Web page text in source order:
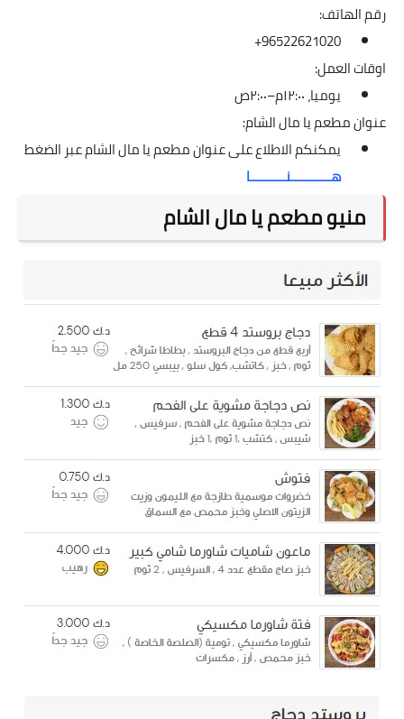
رقم الهاتف:
96522621020+
اوقات العمل:
يوميا، ١٢:٠٠م–٢:٠٠ص
عنوان مطعم يا مال الشام:
يمكنكم الاطلاع على عنوان مطعم يا مال الشام عبر الضغط
هـــــــــــنــــــــــا
منيو مطعم يا مال الشام